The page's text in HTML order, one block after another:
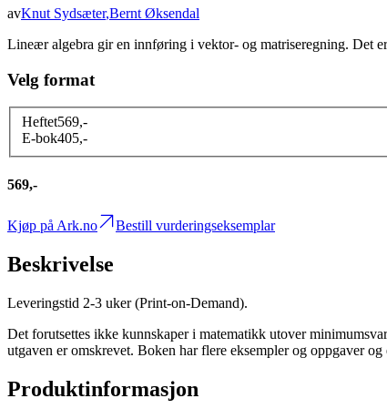
avKnut Sydsæter,Bernt Øksendal
Lineær algebra gir en innføring i vektor- og matriseregning. Det
Velg format
Heftet569,-
E-bok405,-
569,-
Kjøp på Ark.no Bestill vurderingseksemplar
Beskrivelse
Leveringstid 2-3 uker (Print-on-Demand).
Det forutsettes ikke kunnskaper i matematikk utover
utgaven er omskrevet. Boken har flere eksempler og oppgaver
Produktinformasjon